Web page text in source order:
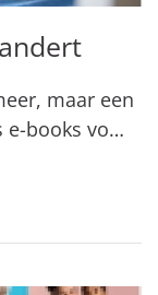
maar een
e-books vo…